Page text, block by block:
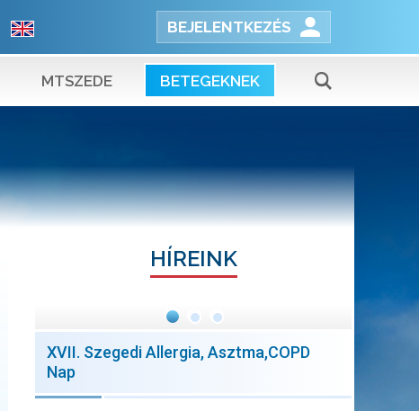
BEJELENTKEZÉS
MTSZEDE BETEGEKNEK
HÍREINK
XVII. Szegedi Allergia, Asztma,COPD
Nap